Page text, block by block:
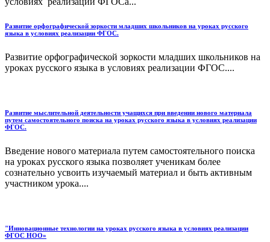
Развитие орфографической зоркости младших школьников на уроках русского
языка в условиях реализации ФГОС.
Развитие орфографической зоркости младших школьников на
уроках русского языка в условиях реализации ФГОС....
Развитие мыслительной деятельности учащихся при введении нового материала
путем самостоятельного поиска на уроках русского языка в условиях реализации
ФГОС.
Введение нового материала путем самостоятельного поиска
на уроках русского языка позволяет ученикам более
сознательно усвоить изучаемый материал и быть активным
участником урока....
"Инновационные технологии на уроках русского языка в условиях реализации
ФГОС НОО»